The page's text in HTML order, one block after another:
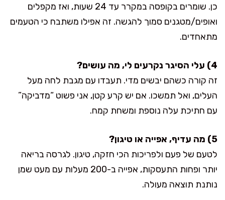
כן. שומרים בקופסה במקרר עד 24 שעות, ואז מקפלים
ואופים/מטגנים סמוך להגשה. זה אפילו משתבח כי הטעמים
מתאחדים.
4) עלי הסיגר נקרעים לי, מה עושים?
זה קורה כשהם יבשים מדי. תעבדו עם מגבת לחה מעל
העלים, ואל תמשכו. אם יש קרע קטן, אני פשוט “מדביקה”
עם חתיכת עלה נוספת ומשחת קמח.
5) מה עדיף, אפייה או טיגון?
לטעם של פעם ולפריכות הכי חזקה, טיגון. לגרסה בריאה
יותר ופחות התעסקות, אפייה ב-200 מעלות עם מעט שמן
נותנת תוצאה מעולה.